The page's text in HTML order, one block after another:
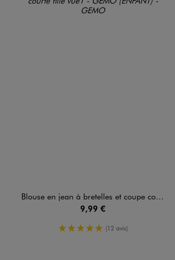
Blouse en jean à bretelles et coupe courte fille
9,99 €
5/5 de moyenne
(12 avis)